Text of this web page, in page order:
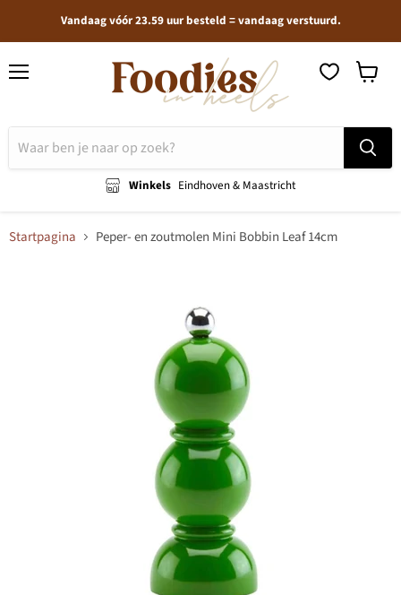
Vandaag vóór 23.59 uur besteld = vandaag verstuurd.
Winkels Eindhoven & Maastricht
Startpagina Peper- en zoutmolen Mini Bobbin Leaf 14cm